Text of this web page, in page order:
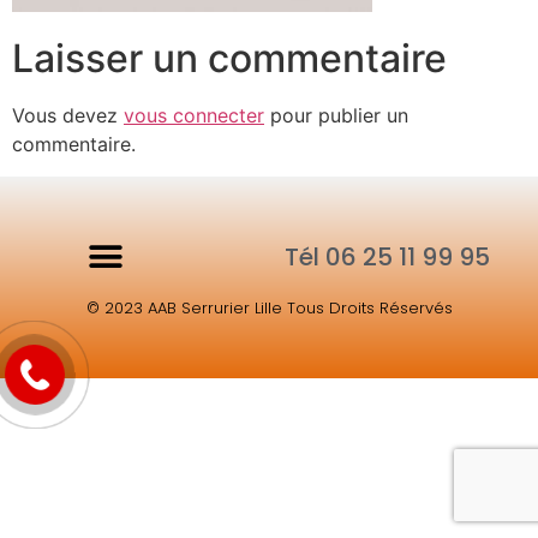
Laisser un commentaire
Vous devez vous connecter pour publier un
commentaire.
Tél 06 25 11 99 95
© 2023 AAB Serrurier Lille Tous Droits Réservés